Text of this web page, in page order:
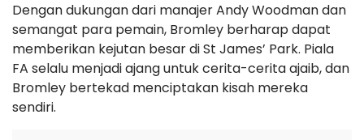
Dengan dukungan dari manajer Andy Woodman dan
semangat para pemain, Bromley berharap dapat
memberikan kejutan besar di St James’ Park. Piala
FA selalu menjadi ajang untuk cerita-cerita ajaib, dan
Bromley bertekad menciptakan kisah mereka
sendiri.